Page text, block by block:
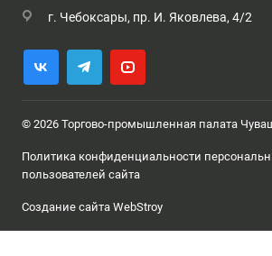
г. Чебоксары, пр. И. Яковлева, 4/2
© 2026 Торгово-промышленная палата
Политика конфиденциальности
пользователей сайта
Создание сайта WebStroy